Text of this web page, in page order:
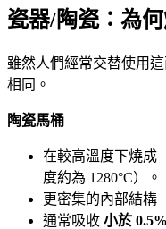
瓷器/陶瓷：為
雖然人們經常交替使用
相同。
陶瓷馬桶
在較高溫度下燒成
度約為 1280°C）。
更密集的內部結構
通常吸收 小於 0.5%